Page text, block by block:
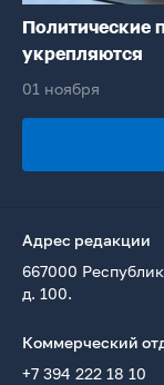
Политические
укрепляются
01 ноября
Адрес редакции
667000
д. 100.
Коммерческий
+7 394 222 18 10